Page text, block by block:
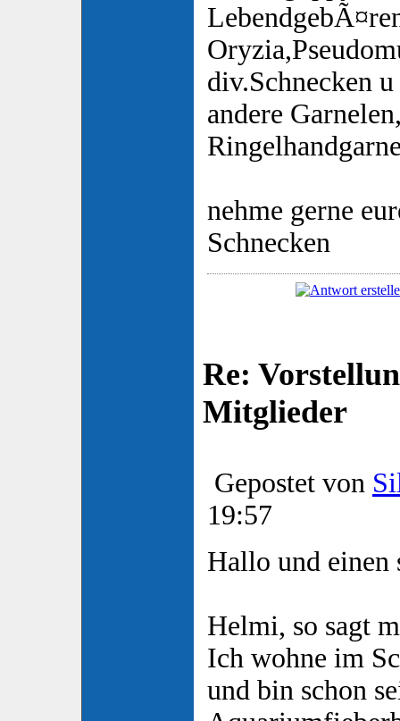
div.Schnecken
andere
nehme gerne
Schnecken
Re:
Mitglieder
Gepostet von
19:57
Hallo und einen
Helmi, so sagt
Ich wohne im
und bin schon